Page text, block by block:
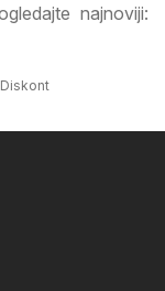
najnoviji: